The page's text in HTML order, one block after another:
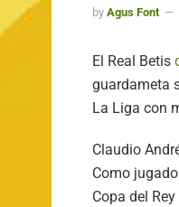
by Agus Font
El Real Betis
guardameta
La Liga con
Claudio
Como
Copa del